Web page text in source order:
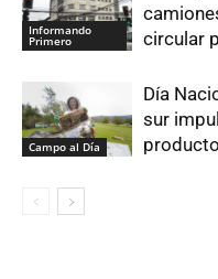
Informando
Primero
circular
Campo al Día
Día
sur